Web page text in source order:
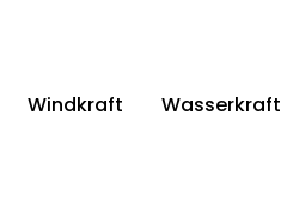
Windkraft Wasserkraft